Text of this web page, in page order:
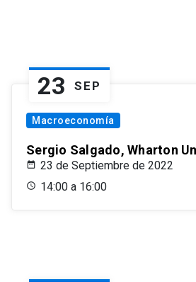
23 SEP
Macroeconomía
Sergio Salgado, Wharton
23 de Septiembre de 2022
14:00 a 16:00